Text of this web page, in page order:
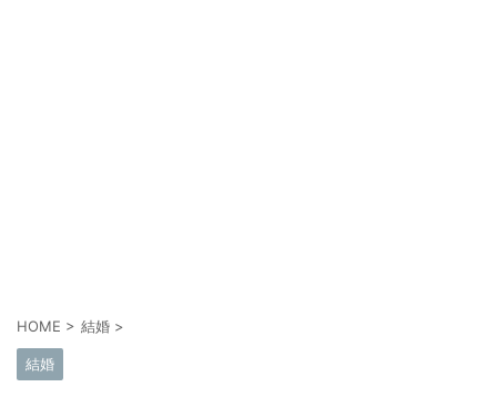
HOME > 結婚 >
結婚